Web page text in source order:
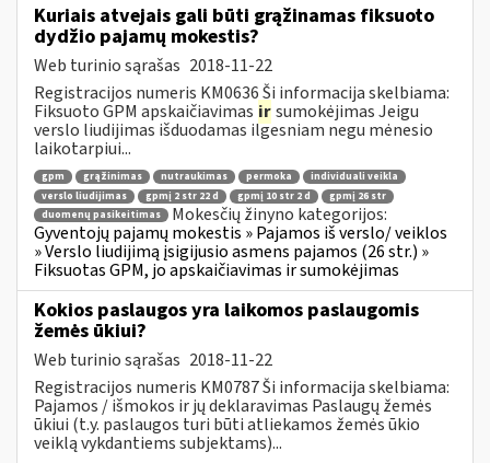
Kuriais atvejais gali būti grąžinamas fiksuoto
dydžio pajamų mokestis?
Web turinio sąrašas 2018-11-22
Registracijos numeris KM0636 Ši informacija skelbiama:
Fiksuoto GPM apskaičiavimas irsumokėjimas Jeigu
verslo liudijimas išduodamas ilgesniam negu mėnesio
laikotarpiui...
gpm grąžinimas nutraukimas permoka
individuali veikla
verslo liudijimas
gpmį 2 str 22 d gpmį 10 str 2 d
gpmį 26 str
duomenų pasikeitimas
Mokesčių žinyno kategorijos:
Gyventojų pajamų mokestis » Pajamos iš verslo/ veiklos
» Verslo liudijimą įsigijusio asmens pajamos (26 str.) »
Fiksuotas GPM, jo apskaičiavimas ir sumokėjimas
Kokios paslaugos yra laikomos paslaugomis
žemės ūkiui?
Web turinio sąrašas 2018-11-22
Registracijos numeris KM0787 Ši informacija skelbiama:
Pajamos / išmokos ir jų deklaravimas Paslaugų žemės
ūkiui (t.y. paslaugos turi būti atliekamos žemės ūkio
veiklą vykdantiems subjektams)...